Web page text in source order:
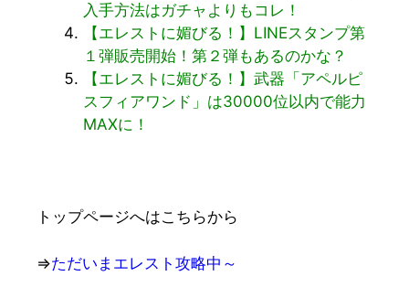
入手方法はガチャよりもコレ！
【エレストに媚びる！】LINEスタンプ第
１弾販売開始！第２弾もあるのかな？
【エレストに媚びる！】武器「アペルピ
スフィアワンド」は30000位以内で能力
MAXに！
トップページへはこちらから
⇒ただいまエレスト攻略中～